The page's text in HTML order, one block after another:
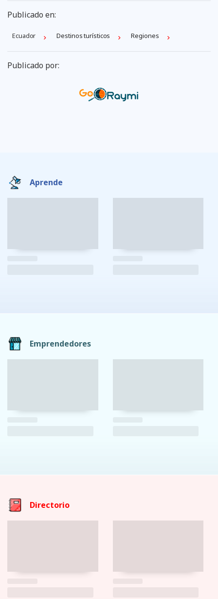
Publicado en:
Ecuador Destinos turísticos Regiones
Publicado por:
Aprende
Emprendedores
Directorio